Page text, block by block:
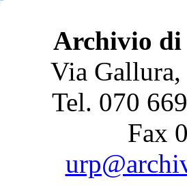
Archivio
Via
Tel. 070
Fax